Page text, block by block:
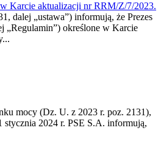
Karcie aktualizacji nr RRM/Z/7/2023.
dalej „ustawa”) informują, że Prezes
„Regulamin”) określone w Karcie
mocy (Dz. U. z 2023 r. poz. 2131),
2024 r. PSE S.A. informują,